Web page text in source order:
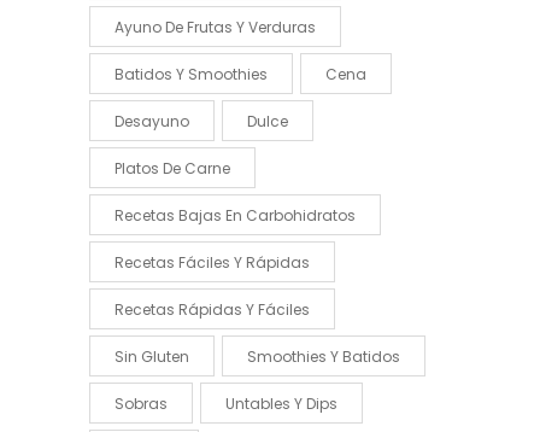
Ayuno De Frutas Y Verduras
Batidos Y Smoothies Cena
Desayuno Dulce
Platos De Carne
Recetas Bajas En Carbohidratos
Recetas Fáciles Y Rápidas
Recetas Rápidas Y Fáciles
Sin Gluten Smoothies Y Batidos
Sobras Untables Y Dips